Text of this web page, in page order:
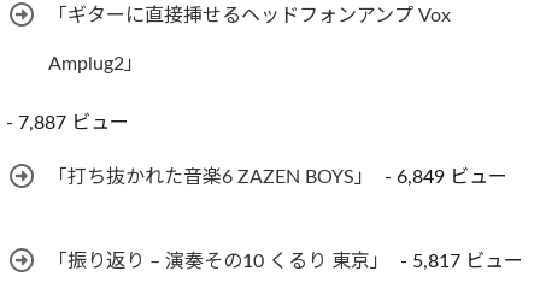
「ギターに直接挿せるヘッドフォンアンプ Vox
Amplug2」
- 7,887 ビュー
「打ち抜かれた音楽6 ZAZEN BOYS」 - 6,849 ビュー
「振り返り – 演奏その10 くるり 東京」 - 5,817 ビュー